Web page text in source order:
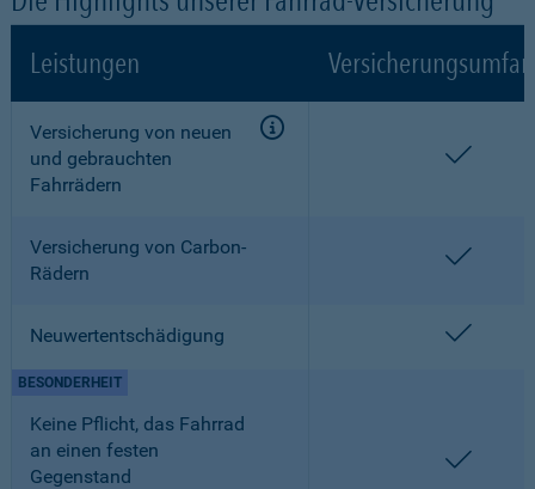
Leistungen
Versicherung von neuen
und gebrauchten
Fahrrädern
Versicherung von Carbon-
Rädern
Neuwertentschädigung
Keine Pflicht, das Fahrrad
an einen festen
Gegenstand
BESONDERHEIT